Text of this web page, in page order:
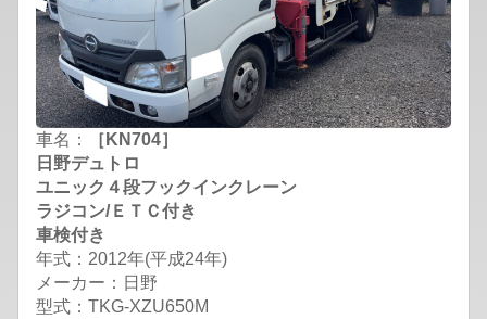
車名：
［KN704］
日野デュトロ
ユニック４段フックインクレーン
ラジコン/ＥＴＣ付き
車検付き
年式：2012年(平成24年)
メーカー：日野
型式：TKG-XZU650M